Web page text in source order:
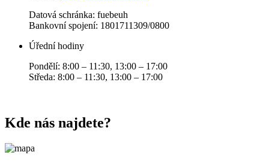
Datová schránka: fuebeuh
Bankovní spojení: 1801711309/0800
Úřední hodiny
Pondělí: 8:00 – 11:30, 13:00 – 17:00
Středa: 8:00 – 11:30, 13:00 – 17:00
Kde nás najdete?